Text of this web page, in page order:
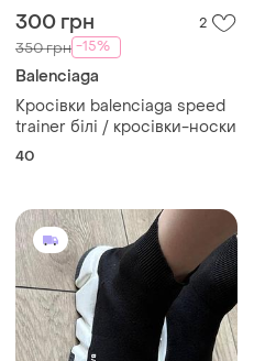
300 грн 2
350 грн -15%
Balenciaga
Кросівки balenciaga speed
trainer білі / кросівки-носки
40